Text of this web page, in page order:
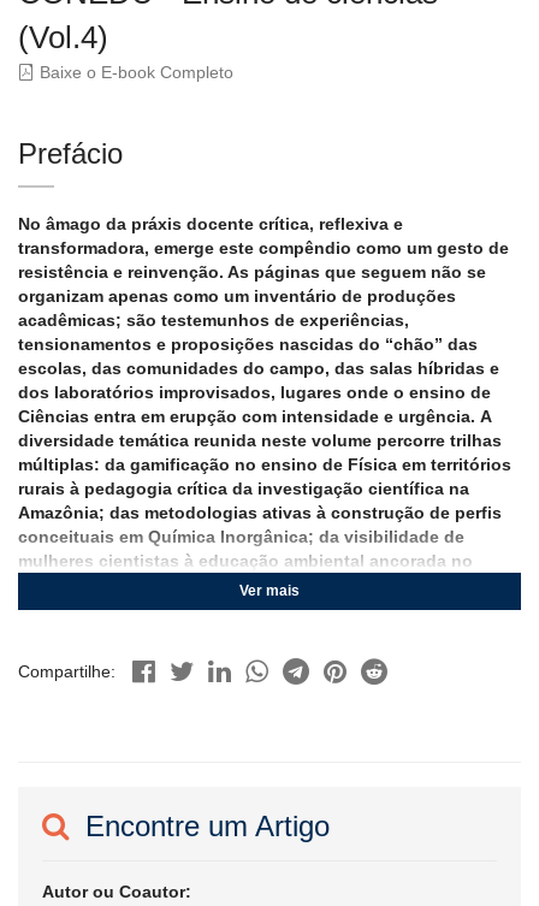
(Vol.4)
Baixe o E-book Completo
Prefácio
No âmago da práxis docente crítica, reflexiva e
transformadora, emerge este compêndio como um gesto de
resistência e reinvenção. As páginas que seguem não se
organizam apenas como um inventário de produções
acadêmicas; são testemunhos de experiências,
tensionamentos e proposições nascidas do “chão” das
escolas, das comunidades do campo, das salas híbridas e
dos laboratórios improvisados, lugares onde o ensino de
Ciências entra em erupção com intensidade e urgência. A
diversidade temática reunida neste volume percorre trilhas
múltiplas: da gamificação no ensino de Física em territórios
rurais à pedagogia crítica da investigação científica na
Amazônia; das metodologias ativas à construção de perfis
conceituais em Química Inorgânica; da visibilidade de
mulheres cientistas à educação ambiental ancorada no
enfrentamento aos agrotóxicos. Cada capítulo, a seu modo,
tensiona a rigidez dos currículos hegemônicos e convoca
com a dialogicidade e com a justiça epistemológica.
entrecruzar de vozes e territórios que se delineia uma
mas uma linguagem em disputa, aberta à crítica e à
Para o caro leitor, em especial o professor de
ferramentas para repensar a mediação didática em diálogo
Ver mais
Compartilhe:
Encontre um Artigo
Autor ou Coautor: